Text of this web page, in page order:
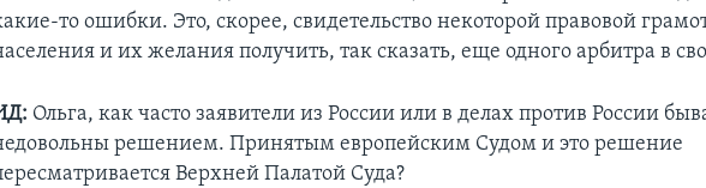
то ошибки. Это, скорее, свидетельство некоторой правовой
и их желания получить, так сказать, еще одного арбитра в
Ольга, как часто заявители из России или в делах против России
решением. Принятым европейским Судом и это решение
Верхней Палатой Суда?